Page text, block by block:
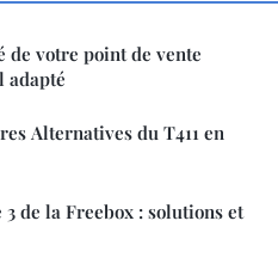
de votre point de vente
adapté
Alternatives du T411 en
de la Freebox : solutions et